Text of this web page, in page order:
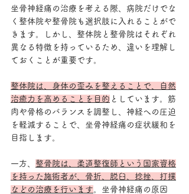
坐骨神経痛の治療を考える際、病院だけでな
く整体院や整骨院も選択肢に入れることがで
きます。しかし、整体院と整骨院はそれぞれ
異なる特徴を持っているため、違いを理解し
ておくことが重要です。
整体院は、身体の歪みを整えることで、自然
治癒力を高めることを目的 としています。筋
肉や骨格のバランスを調整し、神経への圧迫
を軽減することで、坐骨神経痛の症状緩和を
目指します。
一方、 整骨院は、柔道整復師という国家資格
を持った施術者が、骨折、脱臼、捻挫、打撲
などの治療を行います 。坐骨神経痛の原因